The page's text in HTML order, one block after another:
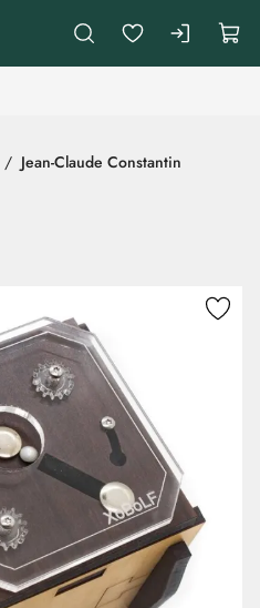
Jean-Claude Constantin